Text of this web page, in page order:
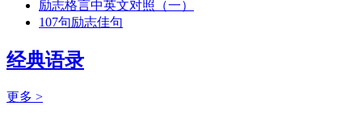
励志格言中英文对照（一）
107句励志佳句
经典语录
更多 >